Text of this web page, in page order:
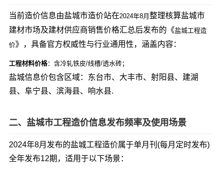
当前造价信息由盐城市造价站在2024年8月 整理核算盐城市
建材市场及建材供应商销售价格汇总后发布的《盐城工程造
价》，具备官方权威性与行业通用性，涵盖内容：
工程材料价格：含冷轧铁皮/线槽/透水砖；
盐城信息价包含区域：东台市、大丰市、射阳县、建湖
县、阜宁县、滨海县、响水县.
二、盐城市工程造价信息发布频率及使用场景
2024年8月发布的盐城工程造价属于单月刊(每月定时发布)
全年发布12期，适用于以下场景：